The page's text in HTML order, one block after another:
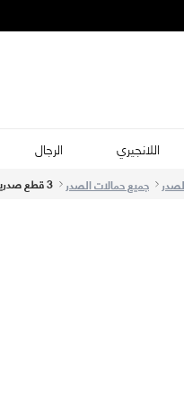
اللانجيري الرجال
جميع حمالات الصدر 3 قطع صدريات كاملة الكوب مزودة بأسلاك مع حواف من الدانتيل من مقاس F إلى H